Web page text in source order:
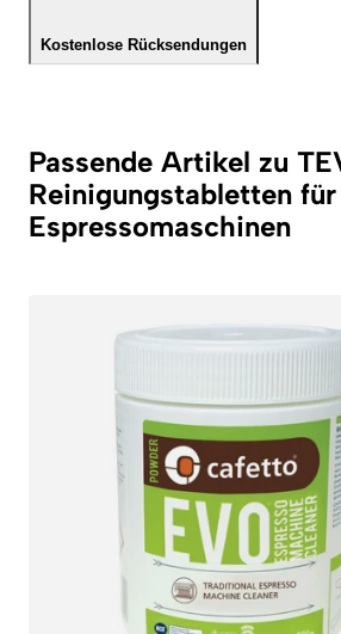
Kostenlose Rücksendungen
Passende Artikel zu
Reinigungstabletten für
Espressomaschinen